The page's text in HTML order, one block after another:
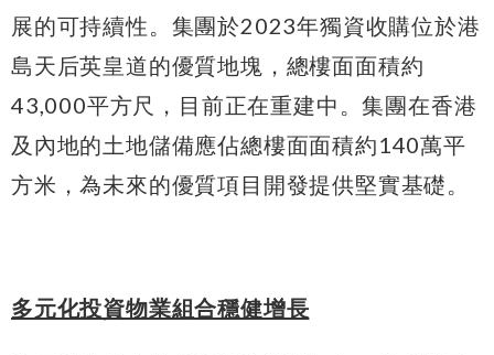
展的可持續性。集團於2023年獨資收購位於港
島天后英皇道的優質地塊，總樓面面積約
43,000平方尺，目前正在重建中。集團在香港
及內地的土地儲備應佔總樓面面積約140萬平
方米，為未來的優質項目開發提供堅實基礎。
多元化投資物業組合穩健增長